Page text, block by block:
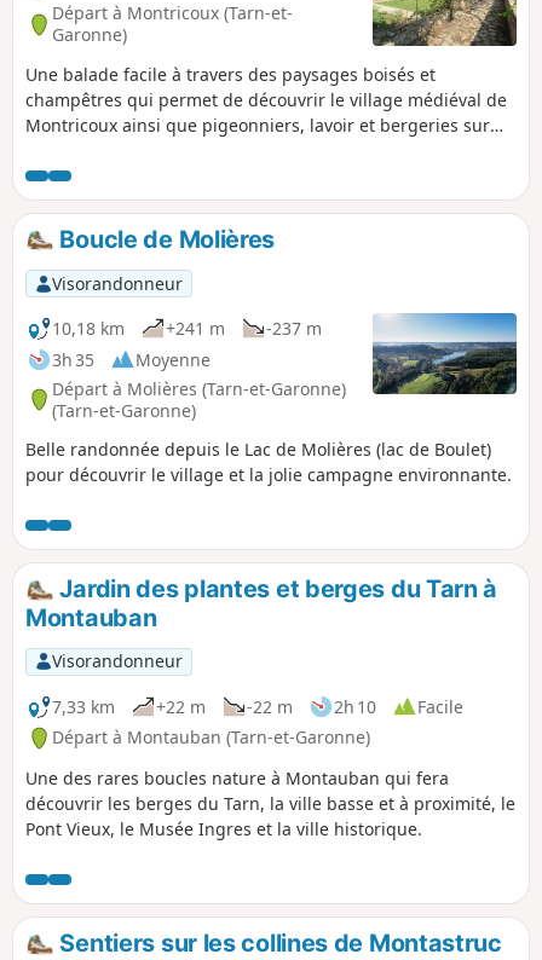
Départ à Montricoux (Tarn-et-
Garonne)
Une balade facile à travers des paysages boisés et
champêtres qui permet de découvrir le village médiéval de
Montricoux ainsi que pigeonniers, lavoir et bergeries sur
quelques passages goudronnés notamment sur le retour.
Boucle de Molières
Visorandonneur
10,18 km
+241 m
-237 m
3h 35
Moyenne
Départ à Molières (Tarn-et-Garonne)
(Tarn-et-Garonne)
Belle randonnée depuis le Lac de Molières (lac de Boulet)
pour découvrir le village et la jolie campagne environnante.
Jardin des plantes et berges du Tarn à
Montauban
Visorandonneur
7,33 km
+22 m -22 m 2h 10
Facile
Départ à Montauban (Tarn-et-Garonne)
Une des rares boucles nature à Montauban qui fera
découvrir les berges du Tarn, la ville basse et à proximité, le
Pont Vieux, le Musée Ingres et la ville historique.
Sentiers sur les collines de Montastruc